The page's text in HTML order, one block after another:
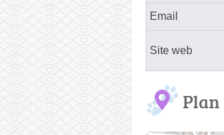
Email
Site web
Plan